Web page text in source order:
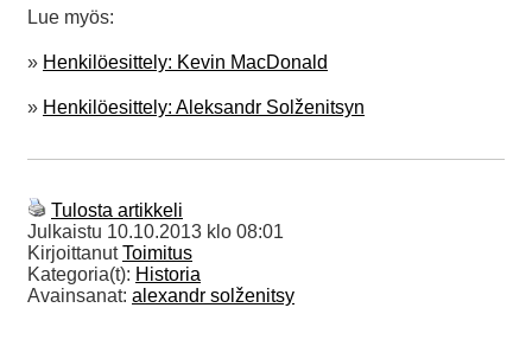
Lue myös:
» Henkilöesittely: Kevin MacDonald
» Henkilöesittely: Aleksandr Solženitsyn
Tulosta artikkeli
Julkaistu 10.10.2013 klo 08:01
KirjoittanutToimitus
Kategoria(t): Historia
Avainsanat: alexandr solženitsy